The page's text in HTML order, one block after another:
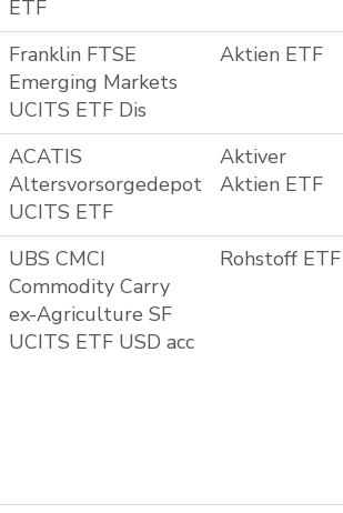
ETF
Franklin FTSE
Emerging Markets
UCITS ETF Dis
Aktien ETF
ACATIS
Altersvorsorgedepot
UCITS ETF
Aktiver
Aktien ETF
UBS CMCI
Commodity Carry
ex-Agriculture SF
UCITS ETF USD acc
Rohstoff ETF